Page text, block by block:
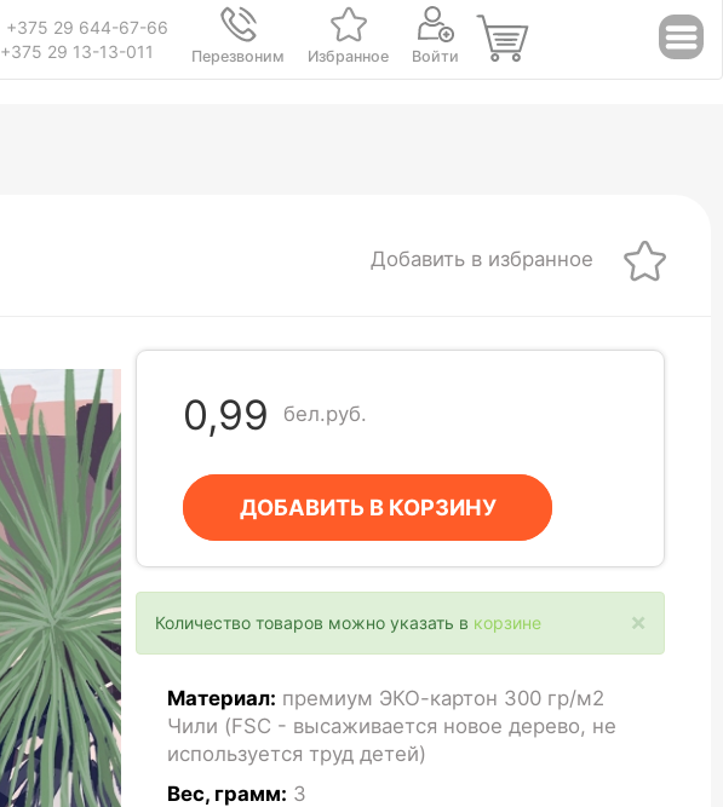
+375 29 644-67-66
+375 29 13-13-011
Перезвоним Избранное Войти
Добавить в избранное
0,99 бел.руб.
ДОБАВИТЬ В КОРЗИНУ
×
Количество товаров можно указать в корзине
Материал: премиум ЭКО-картон 300 гр/м2
Чили (FSC - высаживается новое дерево, не
используется труд детей)
Вес, грамм: 3